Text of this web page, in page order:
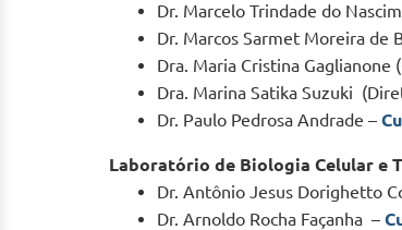
Dr. Marcelo Trindade do
Dr. Marcos Sarmet Moreira de
Dra. Maria Cristina Gaglianone
Dra. Marina Satika Suzuki
Dr. Paulo Pedrosa Andrade –
Laboratório de Biologia Celular e
Dr. Antônio Jesus Dorighetto
Dr. Arnoldo Rocha Façanha –